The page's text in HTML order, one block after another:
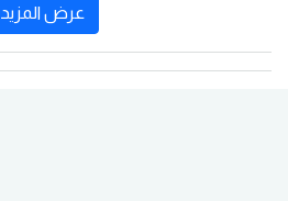
عرض المزيد